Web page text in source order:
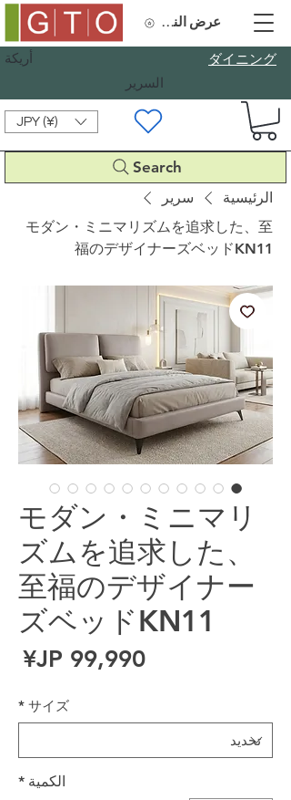
أريكة
​ダイニング
السرير
JPY (¥)
Search
عرض النقاط
الرئيسية
سرير
モダン・ミニマリズムを追求した、至
福のデザイナーズベッドKN11
モダン・ミニマリ
ズムを追求した、
至福のデザイナー
ズベッドKN11
サイズ
*
الكمية *